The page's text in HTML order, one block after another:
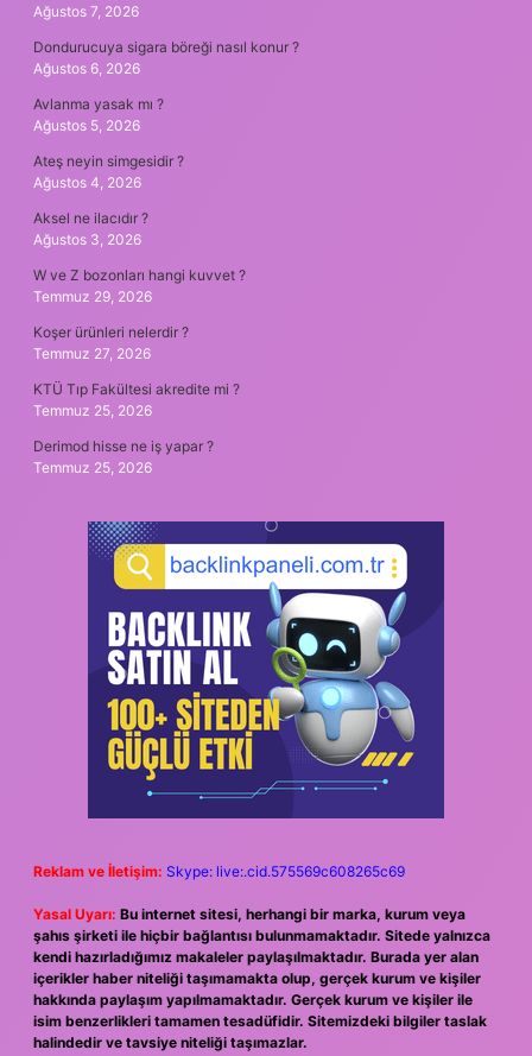
Ağustos 7, 2026
Dondurucuya sigara böreği nasıl konur ?
Ağustos 6, 2026
Avlanma yasak mı ?
Ağustos 5, 2026
Ateş neyin simgesidir ?
Ağustos 4, 2026
Aksel ne ilacıdır ?
Ağustos 3, 2026
W ve Z bozonları hangi kuvvet ?
Temmuz 29, 2026
Koşer ürünleri nelerdir ?
Temmuz 27, 2026
KTÜ Tıp Fakültesi akredite mi ?
Temmuz 25, 2026
Derimod hisse ne iş yapar ?
Temmuz 25, 2026
Reklam ve İletişim: Skype: live:.cid.575569c608265c69
Yasal Uyarı: Bu internet sitesi, herhangi bir marka, kurum veya
şahıs şirketi ile hiçbir bağlantısı bulunmamaktadır. Sitede yalnızca
kendi hazırladığımız makaleler paylaşılmaktadır. Burada yer alan
içerikler haber niteliği taşımamakta olup, gerçek kurum ve kişiler
hakkında paylaşım yapılmamaktadır. Gerçek kurum ve kişiler ile
isim benzerlikleri tamamen tesadüfidir. Sitemizdeki bilgiler taslak
halindedir ve tavsiye niteliği taşımazlar.